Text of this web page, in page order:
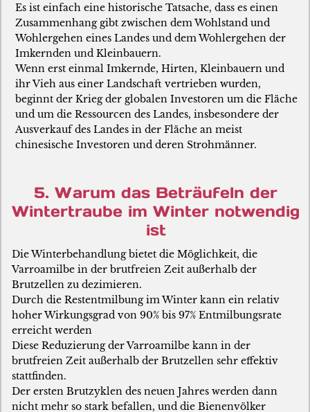
Es ist einfach eine historische Tatsache, dass es einen
Zusammenhang gibt zwischen dem Wohlstand und
Wohlergehen eines Landes und dem Wohlergehen der
Imkernden und Kleinbauern.
Wenn erst einmal Imkernde, Hirten, Kleinbauern und
ihr Vieh aus einer Landschaft vertrieben wurden,
beginnt der Krieg der globalen Investoren um die Fläche
und um die Ressourcen des Landes, insbesondere der
Ausverkauf des Landes in der Fläche an meist
chinesische Investoren und deren Strohmänner.
5. Warum das Beträufeln der
Wintertraube im Winter notwendig
ist
Die Winterbehandlung bietet die Möglichkeit, die
Varroamilbe in der brutfreien Zeit außerhalb der
Brutzellen zu dezimieren.
Durch die Restentmilbung im Winter kann ein relativ
hoher Wirkungsgrad von 90% bis 97% Entmilbungsrate
erreicht werden
Diese Reduzierung der Varroamilbe kann in der
brutfreien Zeit außerhalb der Brutzellen sehr effektiv
stattfinden.
Der ersten Brutzyklen des neuen Jahres werden dann
nicht mehr so stark befallen, und die Bienenvölker